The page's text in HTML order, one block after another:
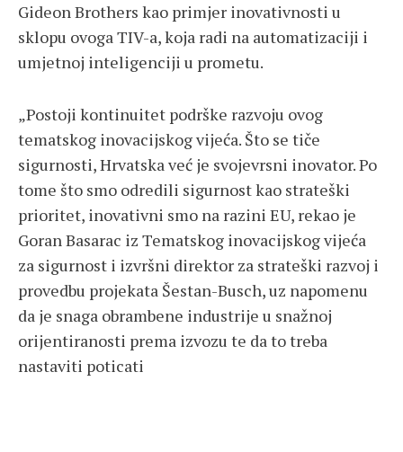
Gideon Brothers kao primjer inovativnosti u
sklopu ovoga TIV-a, koja radi na automatizaciji i
umjetnoj inteligenciji u prometu.
„Postoji kontinuitet podrške razvoju ovog
tematskog inovacijskog vijeća. Što se tiče
sigurnosti, Hrvatska već je svojevrsni inovator. Po
tome što smo odredili sigurnost kao strateški
prioritet, inovativni smo na razini EU, rekao je
Goran Basarac iz Tematskog inovacijskog vijeća
za sigurnost i izvršni direktor za strateški razvoj i
provedbu projekata Šestan-Busch, uz napomenu
da je snaga obrambene industrije u snažnoj
orijentiranosti prema izvozu te da to treba
nastaviti poticati